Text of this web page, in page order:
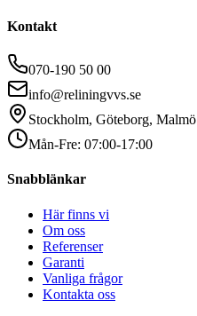
Kontakt
070-190 50 00
info@reliningvvs.se
Stockholm, Göteborg, Malmö
Mån-Fre: 07:00-17:00
Snabblänkar
Här finns vi
Om oss
Referenser
Garanti
Vanliga frågor
Kontakta oss